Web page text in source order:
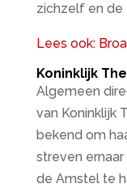
zichzelf en de
Lees ook:
Koninklijk
Algemeen
van Koninklijk
bekend om
streven
de Amstel te